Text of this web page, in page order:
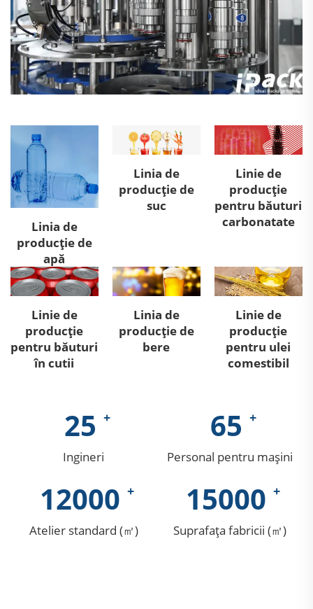
Linia de
producție de
apă
Linia de
producție de
suc
Linie de
producție
pentru băuturi
carbonatate
Linie de
producție
pentru băuturi
în cutii
Linia de
producție de
bere
Linie de
producție
pentru ulei
comestibil
25
Ingineri
65
Personal pentru mașini
12000
Atelier standard (㎡)
15000
Suprafața fabricii (㎡)